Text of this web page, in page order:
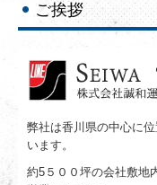
お問合せ
ご挨拶
弊社は香川県の中心に
います。
約5５００坪の会社敷地